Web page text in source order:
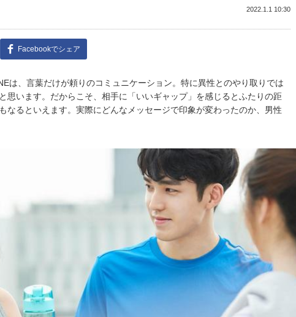
2022.1.1 10:30
Facebookでシェア
は、言葉だけが頼りのコミュニケーション。特に異性とのやり取りでは
思います。だからこそ、相手に「いいギャップ」を感じるとふたりの距
なるといえます。実際にどんなメッセージで印象が変わったのか、男性